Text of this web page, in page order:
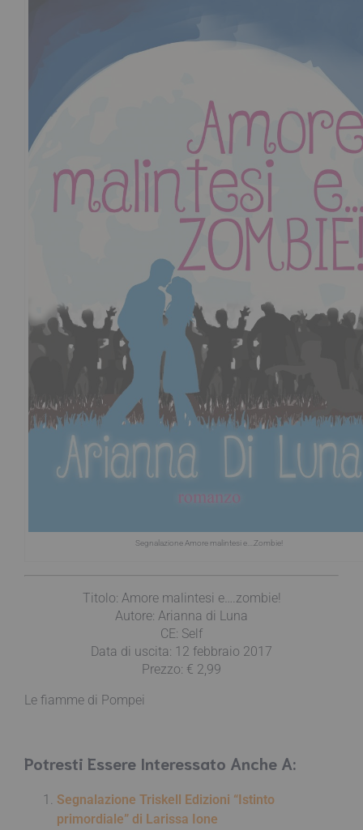
Segnalazione Amore malintesi e….Zombie!
Titolo: Amore malintesi e….zombie!
Autore: Arianna di Luna
CE: Self
Data di uscita: 12 febbraio 2017
Prezzo: € 2,99
Le fiamme di Pompei
Potresti Essere Interessato Anche A:
Segnalazione Triskell Edizioni “Istinto
primordiale” di Larissa Ione